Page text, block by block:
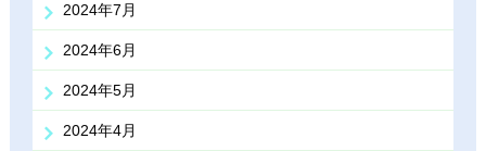
2024年7月
2024年6月
2024年5月
2024年4月